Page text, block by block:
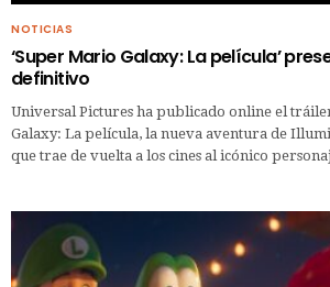
NOTICIAS
‘Super Mario Galaxy: La película’
definitivo
Universal Pictures ha publicado online el
Galaxy: La película, la nueva aventura de
que trae de vuelta a los cines al icónico